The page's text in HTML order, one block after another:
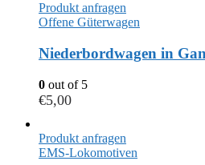
Produkt anfragen
Offene Güterwagen
Niederbordwagen in
0 out of 5
€5,00
Produkt anfragen
EMS-Lokomotiven